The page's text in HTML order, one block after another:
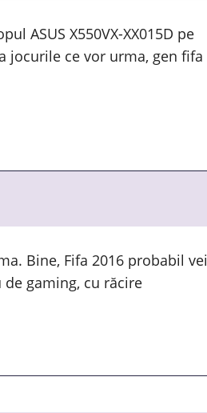
ASUS X550VX-XX015D pe
jocurile ce vor urma, gen fifa
Bine, Fifa 2016 probabil vei
gaming, cu răcire